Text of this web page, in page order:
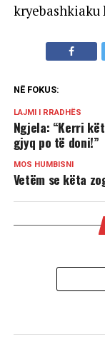
kryebashkiaku
NË FOKUS:
LAJMI I RRADHËS
Ngjela: “Kerri
gjyq po të doni!”
MOS HUMBISNI
Vetëm se këta